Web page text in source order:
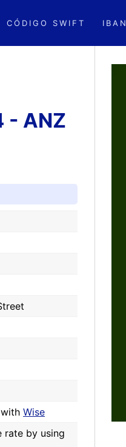
CÓDIGO SWIFT IBAN
- ANZ
Wise
rate by using